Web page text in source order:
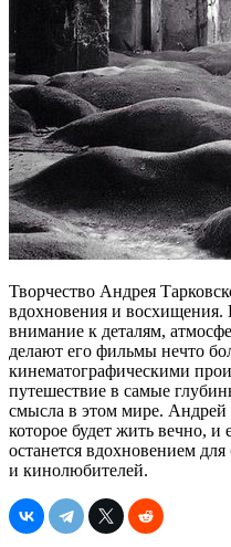
Творчество Андрея
вдохновения и
внимание к деталям,
делают его фильмы нечто
кинематографическими
путешествие в самые
смысла в этом мире. Андрей
которое будет жить вечно, и
останется вдохновением
и кинолюбителей.